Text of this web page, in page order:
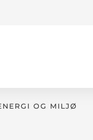
OG MILJØ